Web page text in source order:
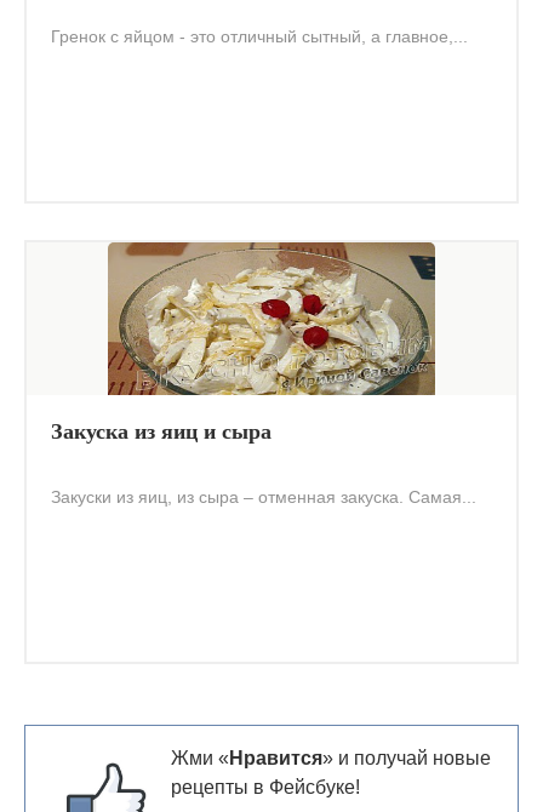
Гренок с яйцом - это отличный сытный, а главное,...
Закуска из яиц и сыра
Закуски из яиц, из сыра – отменная закуска. Самая...
Жми « Нравится» и получай новые
рецепты в Фейсбуке!